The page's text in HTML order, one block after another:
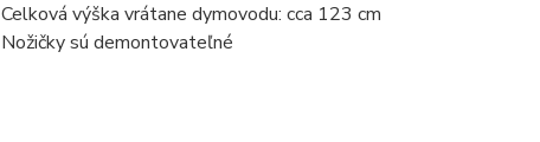
Celková výška vrátane dymovodu: cca 123 cm
Nožičky sú demontovateľné